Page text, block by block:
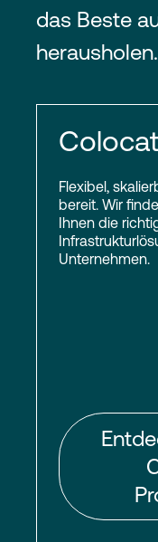
das Beste
herausholen.
Flexibel,
bereit. Wir
Ihnen die
Unternehmen.